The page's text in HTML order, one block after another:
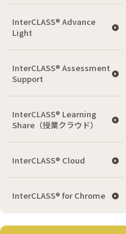
InterCLASS® Advance
Light
InterCLASS®︎ Assessment
Support
InterCLASS® Learning
Share（授業クラウド）
InterCLASS® Cloud
InterCLASS®︎ for Chrome